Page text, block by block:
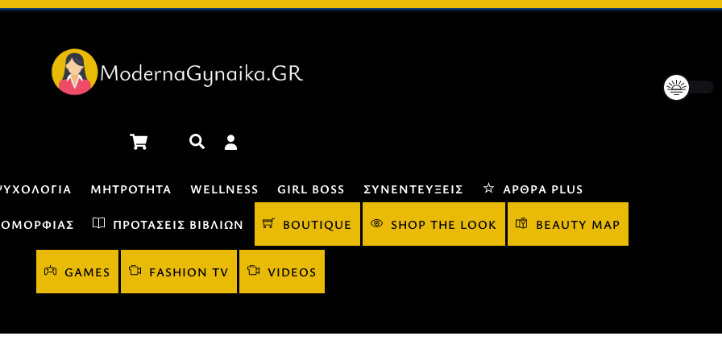
Cart Αναζήτηση
ΜΗΤΡΌΤΗΤΑ WELLNESS GIRL BOSS ΣΥΝΕΝΤΕΎΞΕΙΣ ΆΡΘΡΑ PLUS
ΟΜΟΡΦΙΆΣ ΠΡΟΤΆΣΕΙΣ ΒΙΒΛΊΩΝ BOUTIQUE SHOP THE LOOK BEAUTY MAP
GAMES FASHION TV VIDEOS